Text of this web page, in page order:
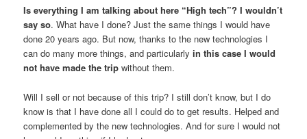
Is everything I am talking about here “High tech”? I wouldn’t
say so. What have I done? Just the same things I would have
done 20 years ago. But now, thanks to the new technologies I
can do many more things, and particularly in this case I would
not have made the trip without them.
Will I sell or not because of this trip? I still don’t know, but I do
know is that I have done all I could do to get results. Helped and
complemented by the new technologies. And for sure I would not